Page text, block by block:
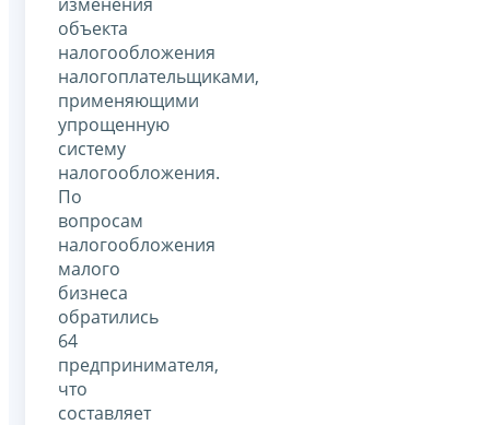
объекта
налогообложения
налогоплательщиками,
применяющими
упрощенную
систему
налогообложения.
По
вопросам
налогообложения
малого
бизнеса
обратились
64
предпринимателя,
что
составляет